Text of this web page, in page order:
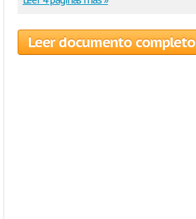
Leer documento completo